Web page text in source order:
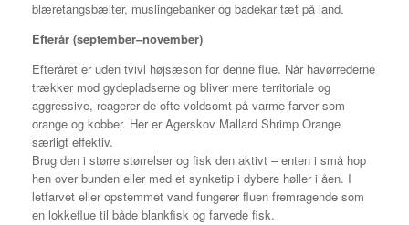
blæretangsbælter, muslingebanker og badekar tæt på land.
Efterår (september–november)
Efteråret er uden tvivl højsæson for denne flue. Når havørrederne
trækker mod gydepladserne og bliver mere territoriale og
aggressive, reagerer de ofte voldsomt på varme farver som
orange og kobber. Her er Agerskov Mallard Shrimp Orange
særligt effektiv.
Brug den i større størrelser og fisk den aktivt – enten i små hop
hen over bunden eller med et synketip i dybere høller i åen. I
letfarvet eller opstemmet vand fungerer fluen fremragende som
en lokkeflue til både blankfisk og farvede fisk.